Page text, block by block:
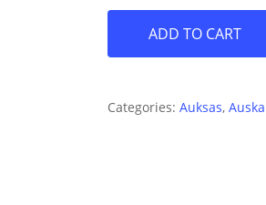
ADD TO CART
Categories: Auksas,